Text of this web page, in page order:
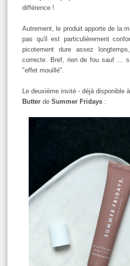
différence !
Autrement, le produit apporte de la
pas qu'il est particulièrement
picotement dure assez
correcte. Bref, rien de fou sauf ...
"effet mouillé".
Le deuxième invité - déjà disponible
Butter de Summer Fridays :